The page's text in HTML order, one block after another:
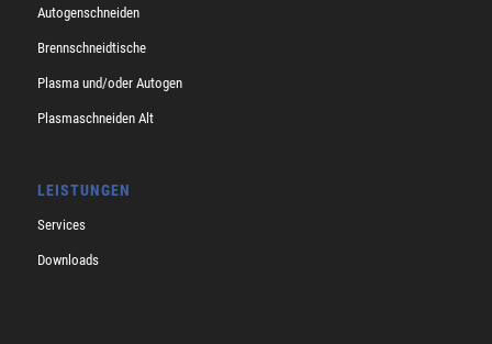
Autogenschneiden
Brennschneidtische
Plasma und/oder Autogen
Plasmaschneiden Alt
LEISTUNGEN
Services
Downloads